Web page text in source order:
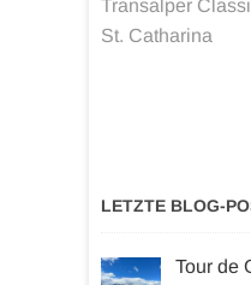
Beitrag:
Transalper
St. Catharina
LETZTE BLOG-
Tour de